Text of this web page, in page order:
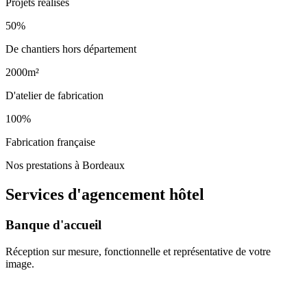
Projets réalisés
50%
De chantiers hors département
2000m²
D'atelier de fabrication
100%
Fabrication française
Nos prestations à Bordeaux
Services d'agencement hôtel
Banque d'accueil
Réception sur mesure, fonctionnelle et représentative de votre
image.